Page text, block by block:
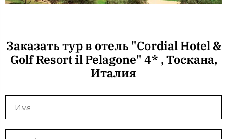
Заказать тур в отель "Cordial Hotel &
Golf Resort il Pelagone" 4* , Тоскана,
Италия